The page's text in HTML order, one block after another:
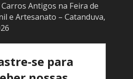
Antigos na Feira de
e Artesanato – Catanduva,